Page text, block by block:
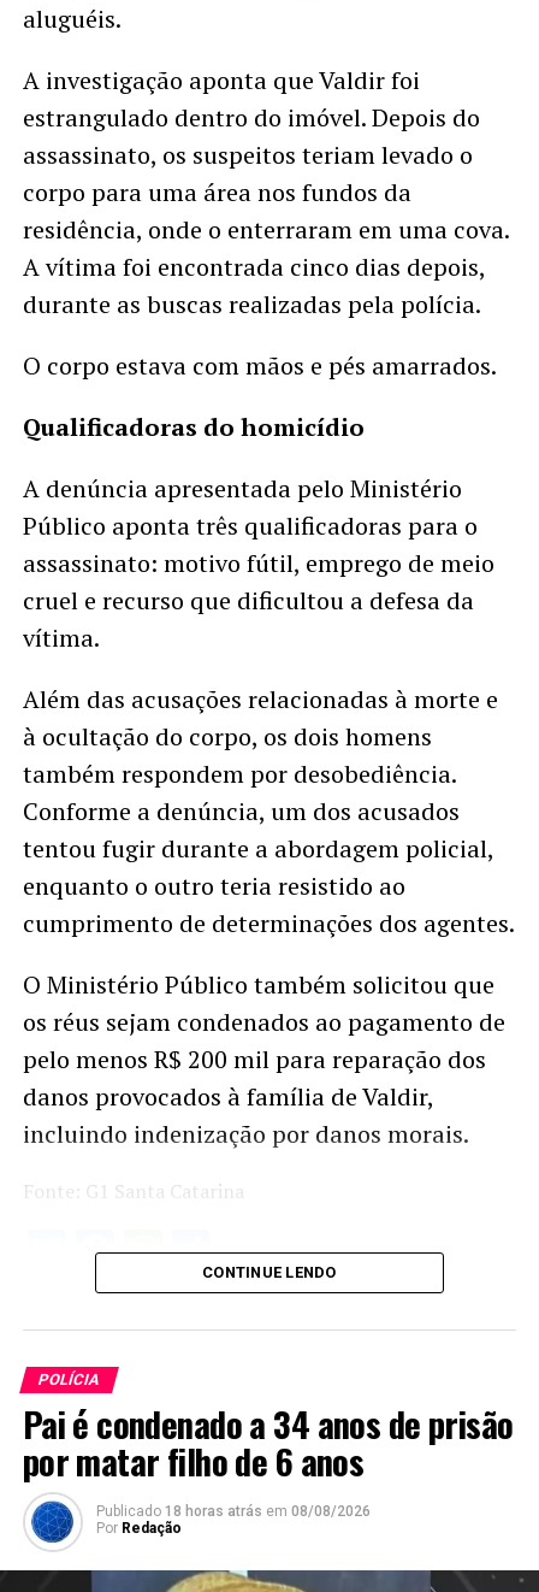
aluguéis.
A investigação aponta que Valdir foi
estrangulado dentro do imóvel. Depois do
assassinato, os suspeitos teriam levado o
corpo para uma área nos fundos da
residência, onde o enterraram em uma cova.
A vítima foi encontrada cinco dias depois,
durante as buscas realizadas pela polícia.
O corpo estava com mãos e pés amarrados.
Qualificadoras do homicídio
A denúncia apresentada pelo Ministério
Público aponta três qualificadoras para o
assassinato: motivo fútil, emprego de meio
cruel e recurso que dificultou a defesa da
vítima.
Além das acusações relacionadas à morte e
à ocultação do corpo, os dois homens
também respondem por desobediência.
Conforme a denúncia, um dos acusados
tentou fugir durante a abordagem policial,
enquanto o outro teria resistido ao
cumprimento de determinações dos agentes.
O Ministério Público também solicitou que
os réus sejam condenados ao pagamento de
pelo menos R$ 200 mil para reparação dos
danos provocados à família de Valdir,
incluindo indenização por danos morais.
Fonte: G1 Santa Catarina
Twitter
Facebook
WhatsApp
Share
CONTINUE LENDO
POLÍCIA
Pai é condenado a 34 anos de prisão
por matar filho de 6 anos
Publicado 18 horas atrás em 08/08/2026
Por Redação